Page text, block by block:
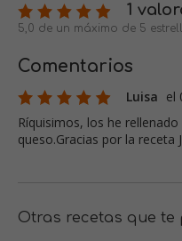
1
5,0 de un máximo de 5
Comentarios
Luisa el
Ríquisimos, los he
queso.Gracias por la receta
Otras recetas que te